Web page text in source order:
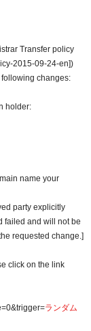
画面へ遷移します
能を使う方
画面へ遷移します
Transfer policy
2015-09-24-en])
changes:
holder:
name your
party explicitly
failed and will not be
requested change.]
click on the link
ランダム